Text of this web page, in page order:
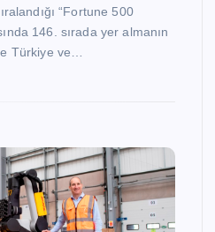
“Fortune 500
146. sırada yer almanın
Türkiye ve…